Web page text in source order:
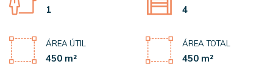
1 4
ÁREA ÚTIL
450 m²
ÁREA TOTAL
450 m²